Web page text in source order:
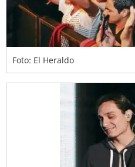
Foto: El Heraldo